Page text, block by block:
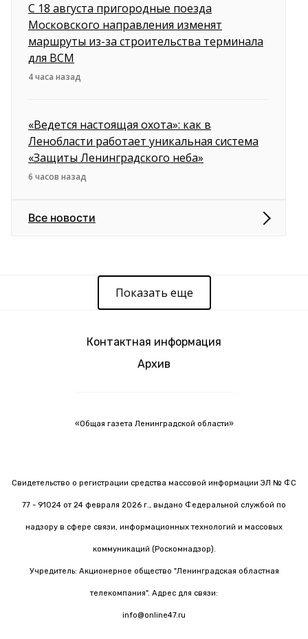
С 18 августа пригородные поезда
Московского направления изменят
маршруты из-за строительства терминала
для ВСМ
4 часа назад
«Ведется настоящая охота»: как в
Ленобласти работает уникальная система
«Защиты Ленинградского неба»
6 часов назад
Все новости
Показать еще
Контактная информация
Архив
«Общая газета Ленинградской области»
Свидетельство о регистрации средства массовой информации ЭЛ № ФС
77 - 91024 от 24 февраля 2026 г., выдано Федеральной службой по
надзору в сфере связи, информационных технологий и массовых
коммуникаций (Роскомнадзор).
Учредитель: Акционерное общество "Ленинградская областная
телекомпания". Адрес для связи:
info@online47.ru